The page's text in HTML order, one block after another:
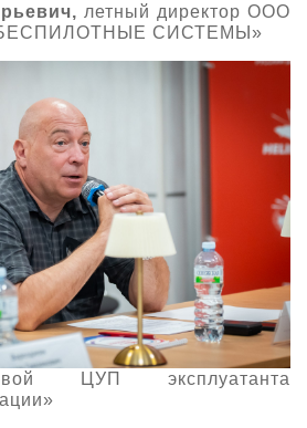
летный директор ООО
СИСТЕМЫ»
ЦУП эксплуатанта